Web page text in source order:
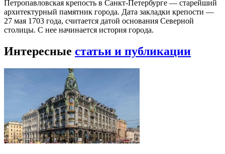
Петропавловская крепость в Санкт-Петербурге — старейший
архитектурный памятник города. Дата закладки крепости —
27 мая 1703 года, считается датой основания Северной
столицы. С нее начинается история города.
Интересные статьи и публикации